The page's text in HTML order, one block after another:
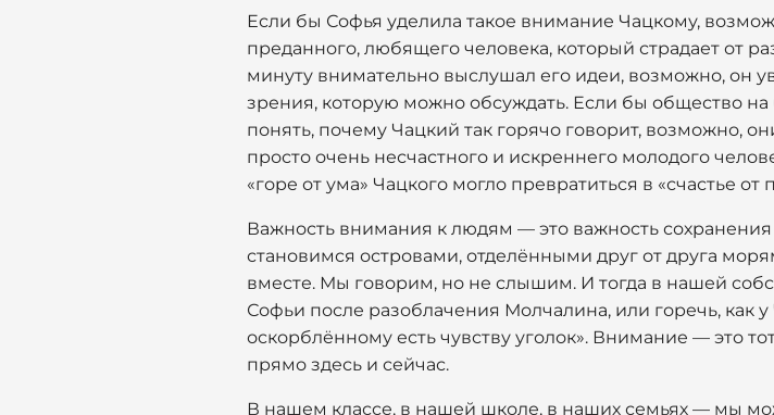
Если бы Софья уделила такое внимание Чацкому,
преданного, любящего человека, который страдает от
минуту внимательно выслушал его идеи, возможно, он
зрения, которую можно обсуждать. Если бы общество
понять, почему Чацкий так горячо говорит, возможно,
просто очень несчастного и искреннего молодого
«горе от ума» Чацкого могло превратиться в «счастье от
Важность внимания к людям — это важность
становимся островами, отделёнными друг от друга
вместе. Мы говорим, но не слышим. И тогда в нашей
Софьи после разоблачения Молчалина, или горечь, как у
оскорблённому есть чувству уголок». Внимание — это
прямо здесь и сейчас.
В нашем классе, в нашей школе, в наших семьях — мы